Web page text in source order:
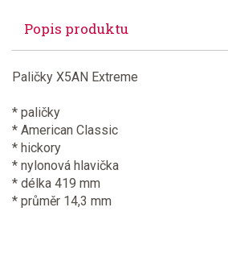
Popis produktu
Paličky X5AN Extreme
* paličky
* American Classic
* hickory
* nylonová hlavička
* délka 419 mm
* průměr 14,3 mm